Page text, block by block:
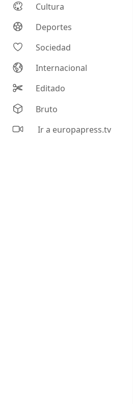
Cultura
Deportes
Sociedad
Internacional
Editado
Bruto
Ir a europapress.tv